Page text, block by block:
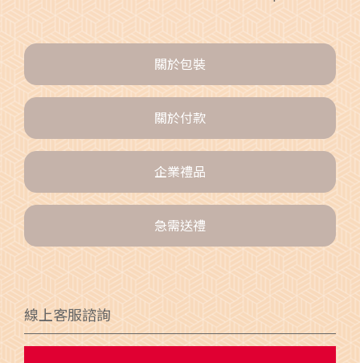
關於包裝
關於付款
企業禮品
急需送禮
線上客服諮詢